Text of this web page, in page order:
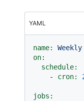
YAML
name: Weekly
on:
schedule:
-
cron:
jobs: